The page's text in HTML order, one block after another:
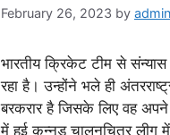
February 26, 2023 by admin
भारतीय क्रिकेट टीम से
रहा है। उन्होंने भले ही
बरकरार है जिसके लिए वह अपने
में हुई कन्नड़ चालनचित्र लीग